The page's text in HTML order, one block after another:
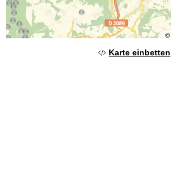
©
Karte einbetten